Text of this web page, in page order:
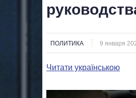
ПОЛИТИКА 9 января
Читати українською